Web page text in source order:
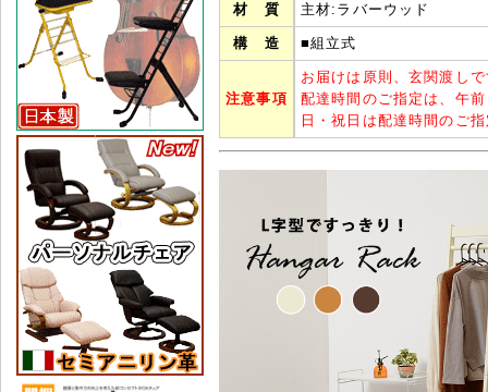
材 質 主材:ラバーウッド
構 造 ■組立式
注意事項
お届けは原則、玄関渡し
配達時間のご指定は、午
日・祝日は配達時間のご